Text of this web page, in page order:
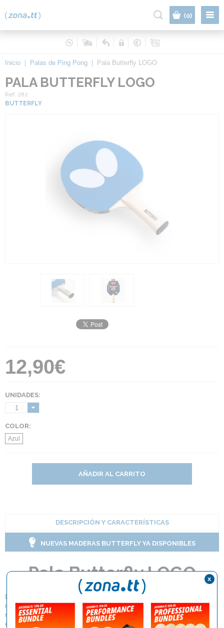
(0)
Inicio Palas de Ping Pong Pala Butterfly LOGO
PALA BUTTERFLY LOGO
Ref. 282
BUTTERFLY
12,90€
UNIDADES:
1
COLOR:
Azul
AÑADIR AL CARRITO
DESCRIPCIÓN Y CARACTERÍSTICAS
NUEVAS MADERAS BUTTERFLY YA DISPONIBLES
Pala Butterfly LOGO
La raqueta LOGO es la elección perfecta para cualquiera que disfrute
manteniéndose activo en su tiempo libre. Con su aspecto limpio, colores
modernos y gran logotipo de Butterfly, esta pala destaca y se convierte
en un verdadero reclamo visual. Ligera y cómoda de jugar, se adapta de
x